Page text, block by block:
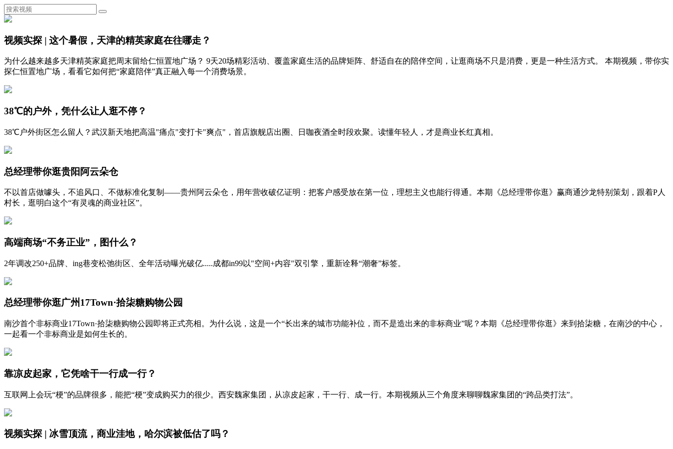
视频实探 | 这个暑假，天津的精英家庭在往哪走？
为什么越来越多天津精英家庭把周末留给仁恒置地广场？ 9天20场精彩活动、覆盖家庭生活的品牌矩阵、舒适自在的陪伴空间，让逛商场不只是消费，更是一种生活方式。 本期视频，带你实
探仁恒置地广场，看看它如何把“家庭陪伴”真正融入每一个消费场景。
38℃的户外，凭什么让人逛不停？
38℃户外街区怎么留人？武汉新天地把高温"痛点"变打卡"爽点"，首店旗舰店出圈、日咖夜酒全时段欢聚。读懂年轻人，才是商业长红真相。
总经理带你逛贵阳阿云朵仓
不以首店做噱头，不追风口、不做标准化复制——贵州阿云朵仓，用年营收破亿证明：把客户感受放在第一位，理想主义也能行得通。本期《总经理带你逛》赢商通沙龙特别策划，跟着P人
村长，逛明白这个“有灵魂的商业社区”。
高端商场“不务正业”，图什么？
2年调改250+品牌、ing巷变松弛街区、全年活动曝光破亿.....成都in99以"空间+内容"双引擎，重新诠释“潮奢”标签。
总经理带你逛广州17Town·拾柒糖购物公园
南沙首个非标商业17Town·拾柒糖购物公园即将正式亮相。为什么说，这是一个“长出来的城市功能补位，而不是造出来的非标商业”呢？本期《总经理带你逛》来到拾柒糖，在南沙的中心，
一起看一个非标商业是如何生长的。
靠凉皮起家，它凭啥干一行成一行？
互联网上会玩“梗”的品牌很多，能把“梗”变成购买力的很少。西安魏家集团，从凉皮起家，干一行、成一行。本期视频从三个角度来聊聊魏家集团的“跨品类打法”。
视频实探 | 冰雪顶流，商业洼地，哈尔滨被低估了吗？